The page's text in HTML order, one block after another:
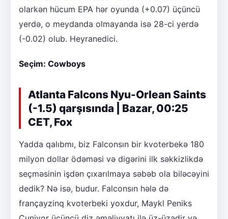
olarkən hücum EPA hər oyunda (+0.07) üçüncü
yerdə, o meydanda olmayanda isə 28-ci yerdə
(-0.02) olub. Heyranedici.
Seçim: Cowboys
Atlanta Falcons Nyu-Orlean Saints
(-1.5) qarşısında | Bazar, 00:25
CET, Fox
Yadda qalıbmı, biz Falconsın bir kvoterbekə 180
milyon dollar ödəməsi və digərini ilk səkkizlikdə
seçməsinin işdən çıxarılmaya səbəb ola biləcəyini
dedik? Nə isə, budur. Falconsın hələ də
françayzinq kvoterbeki yoxdur, Maykl Peniks